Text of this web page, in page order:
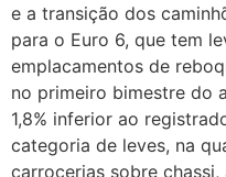
e a transição dos
para o Euro 6, que tem
emplacamentos de
no primeiro bimestre do
1,8% inferior ao
categoria de leves, na
carrocerias sobre chassi,